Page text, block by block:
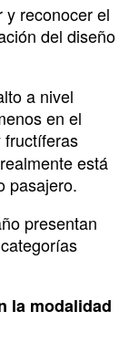
y reconocer el
del diseño
a nivel
en el
fructíferas
está
pasajero.
presentan
la modalidad